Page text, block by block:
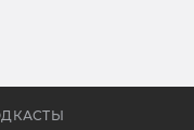
колец»